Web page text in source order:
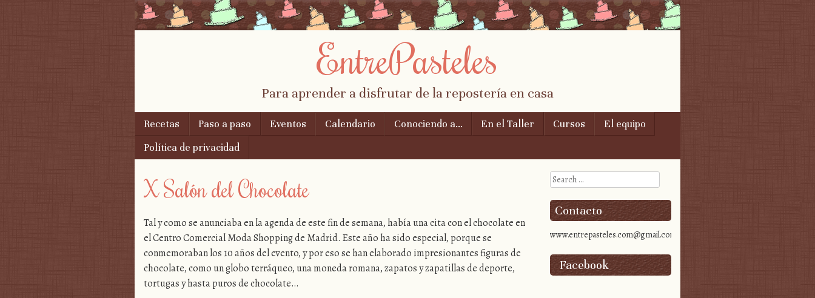
EntrePasteles
Para aprender a disfrutar de la repostería en casa
Menu
Skip to content
Recetas Paso a paso Eventos Calendario Conociendo a… En el Taller Cursos
El equipo
Política de privacidad
X Salón del Chocolate
Tal y como se anunciaba en la agenda de este fin de semana, había una cita con el chocolate en
el Centro Comercial Moda Shopping de Madrid. Este año ha sido especial, porque se
conmemoraban los 10 años del evento, y por eso se han elaborado impresionantes figuras de
chocolate, como un globo terráqueo, una moneda romana, zapatos y zapatillas de deporte,
tortugas y hasta puros de chocolate…
Search
Contacto
www.entrepasteles.com@gmail.com
Facebook